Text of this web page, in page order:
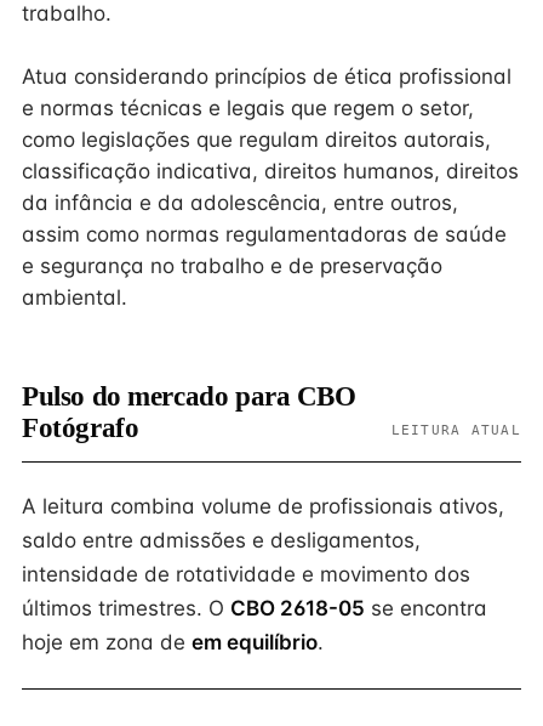
trabalho.
Atua considerando princípios de ética profissional
e normas técnicas e legais que regem o setor,
como legislações que regulam direitos autorais,
classificação indicativa, direitos humanos, direitos
da infância e da adolescência, entre outros,
assim como normas regulamentadoras de saúde
e segurança no trabalho e de preservação
ambiental.
Pulso do mercado para CBO
Fotógrafo
LEITURA ATUAL
A leitura combina volume de profissionais ativos,
saldo entre admissões e desligamentos,
intensidade de rotatividade e movimento dos
últimos trimestres. O CBO 2618-05 se encontra
hoje em zona de em equilíbrio.